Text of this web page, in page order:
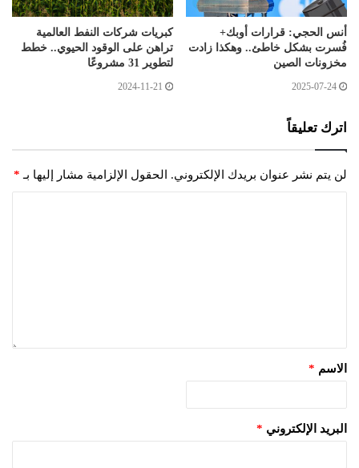
أنس الحجي: قرارات أوبك+
فُسرت بشكل خاطئ.. وهكذا زادت
مخزونات الصين
2025-07-24
كبريات شركات النفط العالمية
تراهن على الوقود الحيوي.. خطط
لتطوير 31 مشروعًا
2024-11-21
اترك تعليقاً
لن يتم نشر عنوان بريدك الإلكتروني. الحقول الإلزامية مشار إليها بـ *
الاسم *
البريد الإلكتروني *